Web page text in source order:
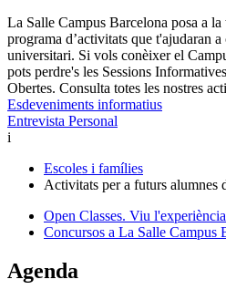
La Salle Campus Barcelona posa a
programa d’activitats que t'ajudaran
universitari. Si vols conèixer el
pots perdre's les Sessions
Obertes. Consulta totes les nostres
Esdeveniments informatius
Entrevista Personal
i
Escoles i famílies
Activitats per a futurs alumnes
Open Classes. Viu
Concursos a La Salle Campus
Agenda